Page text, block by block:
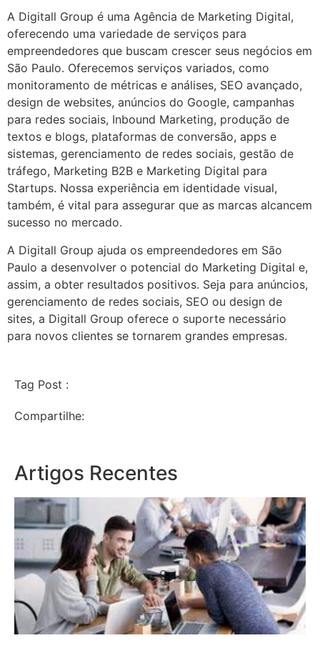
A Digitall Group é uma Agência de Marketing Digital,
oferecendo uma variedade de serviços para
empreendedores que buscam crescer seus negócios em
São Paulo. Oferecemos serviços variados, como
monitoramento de métricas e análises, SEO avançado,
design de websites, anúncios do Google, campanhas
para redes sociais, Inbound Marketing, produção de
textos e blogs, plataformas de conversão, apps e
sistemas, gerenciamento de redes sociais, gestão de
tráfego, Marketing B2B e Marketing Digital para
Startups. Nossa experiência em identidade visual,
também, é vital para assegurar que as marcas alcancem
sucesso no mercado.
A Digitall Group ajuda os empreendedores em São
Paulo a desenvolver o potencial do Marketing Digital e,
assim, a obter resultados positivos. Seja para anúncios,
gerenciamento de redes sociais, SEO ou design de
sites, a Digitall Group oferece o suporte necessário
para novos clientes se tornarem grandes empresas.
Tag Post :
Compartilhe:
Artigos Recentes